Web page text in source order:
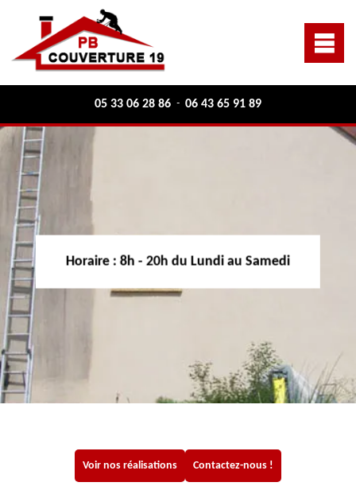
05 33 06 28 86 - 06 43 65 91 89
Horaire : 8h - 20h du Lundi au Samedi
Voir nos réalisations Contactez-nous !